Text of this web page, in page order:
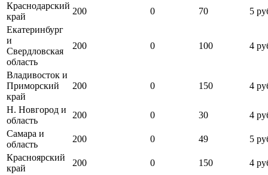
Краснодарский
край
200 0 70
5
Екатеринбург
и
Свердловская
область
200 0 100 4
Владивосток и
Приморский
край
200 0 150 4
Н. Новгород и
область
200 0 30
4
Самара и
область
200 0 49
5
Красноярский
край
200 0 150
4